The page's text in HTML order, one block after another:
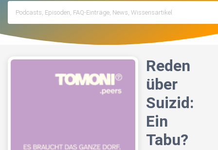
Reden
über
Suizid:
Ein
Tabu?